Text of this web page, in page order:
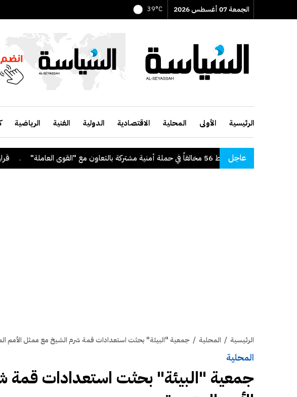
الجمعة 07 أغسطس 2026 39°C
الرئيسية الأولى المحلية الاقتصادية الدولية الفنية الرياضية
عاجل
"الداخلية": ضبط 56 مخالفاً في حملة أمنية مشتركة بالتعاون مع "القوى العاملة" . قرار بفقد
الرئيسية / المحلية / جمعية "البيئة" بحثت استعدادات قمة شرم الشيخ مع ممثل الأمم
المحلية
جمعية "البيئة" بحثت استعدادات